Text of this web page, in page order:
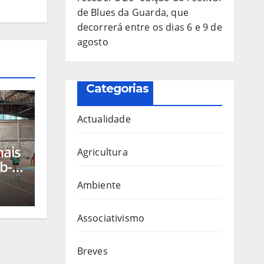
de Blues da Guarda, que
decorrerá entre os dias 6 e 9 de
agosto
Categorias
Actualidade
Agricultura
Ambiente
Associativismo
Breves